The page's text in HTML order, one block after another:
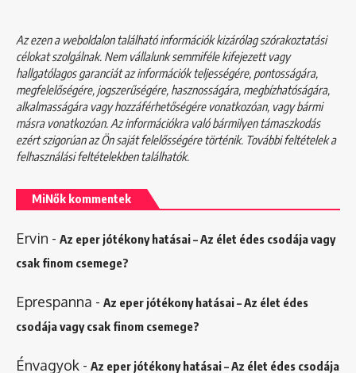
Az ezen a weboldalon található információk kizárólag szórakoztatási
célokat szolgálnak. Nem vállalunk semmiféle kifejezett vagy
hallgatólagos garanciát az információk teljességére, pontosságára,
megfelelőségére, jogszerűségére, hasznosságára, megbízhatóságára,
alkalmasságára vagy hozzáférhetőségére vonatkozóan, vagy bármi
másra vonatkozóan. Az információkra való bármilyen támaszkodás
ezért szigorúan az Ön saját felelősségére történik. További feltételek a
felhasználási feltételekbentalálhatók.
MiNők kommentek
Ervin - Az eper jótékony hatásai – Az élet édes csodája vagy
csak finom csemege?
Eprespanna - Az eper jótékony hatásai – Az élet édes
csodája vagy csak finom csemege?
Énvagyok - Az eper jótékony hatásai – Az élet édes csodája